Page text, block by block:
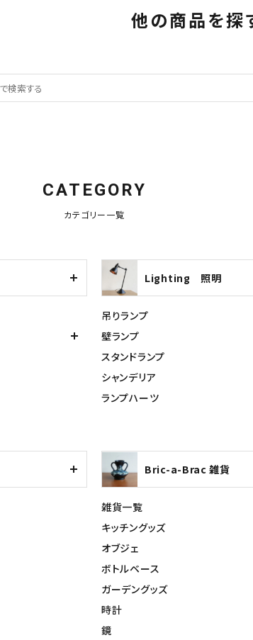
他の商品を探
CATEGORY
カテゴリー一覧
Lighting 照明
吊りランプ
壁ランプ
スタンドランプ
シャンデリア
ランプハーツ
Bric-a-Brac 雑貨
雑貨一覧
キッチングッズ
オブジェ
ボトルベース
ガーデングッズ
時計
鏡